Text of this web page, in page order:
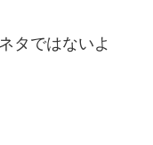
タではないよ